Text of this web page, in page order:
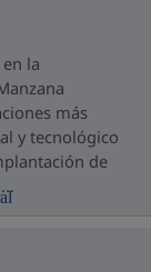
la
más
y tecnológico
de